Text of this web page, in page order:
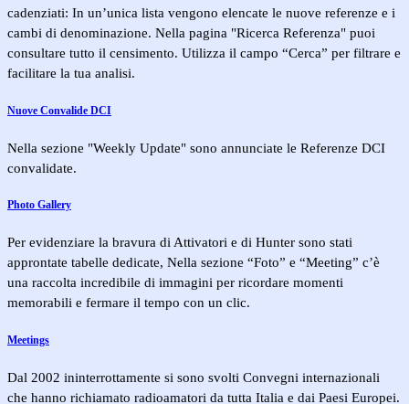
cadenziati: In un’unica lista vengono elencate le nuove referenze e i
cambi di denominazione. Nella pagina "Ricerca Referenza" puoi
consultare tutto il censimento. Utilizza il campo “Cerca” per filtrare e
facilitare la tua analisi.
Nuove Convalide DCI
Nella sezione "Weekly Update" sono annunciate le Referenze DCI
convalidate.
Photo Gallery
Per evidenziare la bravura di Attivatori e di Hunter sono stati
approntate tabelle dedicate, Nella sezione “Foto” e “Meeting” c’è
una raccolta incredibile di immagini per ricordare momenti
memorabili e fermare il tempo con un clic.
Meetings
Dal 2002 ininterrottamente si sono svolti Convegni internazionali
che hanno richiamato radioamatori da tutta Italia e dai Paesi Europei.